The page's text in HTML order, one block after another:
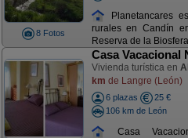
8 Fotos
Planetancares
rurales en Candín
Reserva de la
Casa Vacacional
Vivienda turística en
km de Langre (León)
6 plazas
25 €
106 km de León
Casa